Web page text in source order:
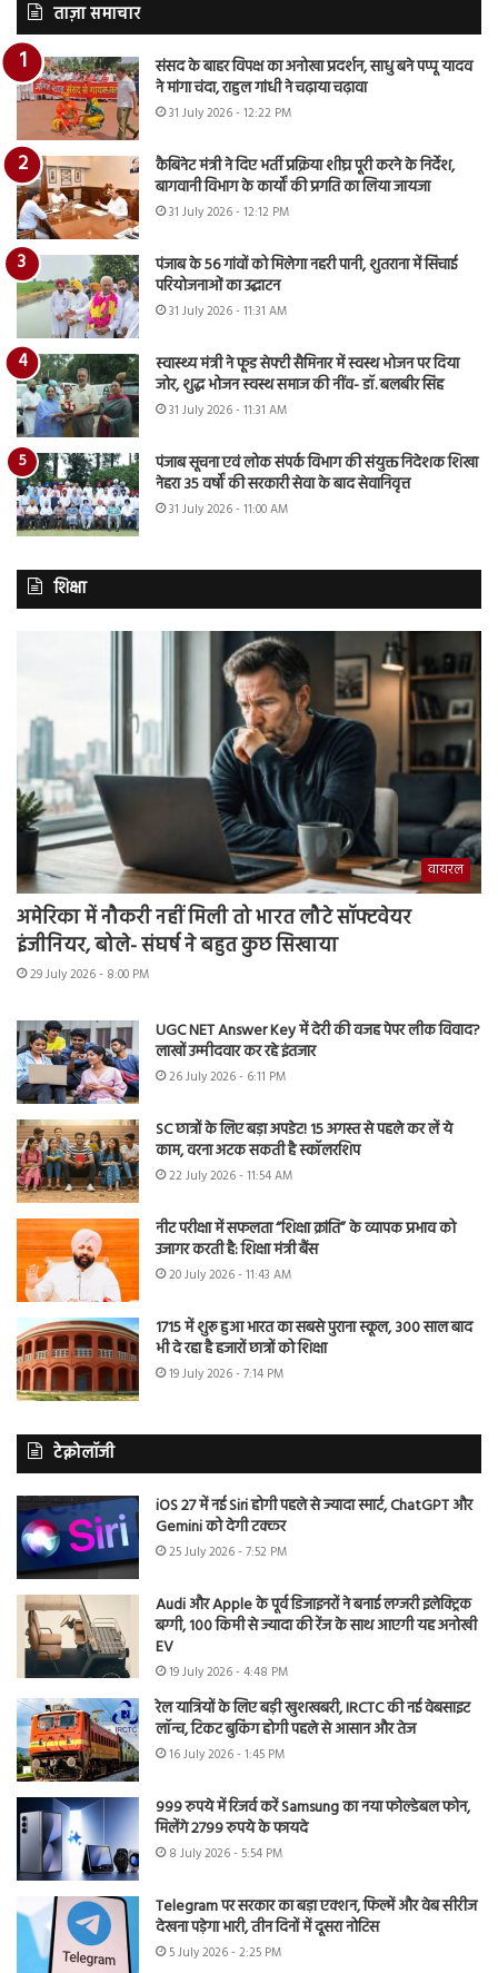
ताज़ा समाचार
संसद के बाहर विपक्ष का अनोखा प्रदर्शन, साधु बने पप्पू यादव
ने मांगा चंदा, राहुल गांधी ने चढ़ाया चढ़ावा
31 July 2026 - 12:22 PM
कैबिनेट मंत्री ने दिए भर्ती प्रक्रिया शीघ्र पूरी करने के निर्देश,
बागवानी विभाग के कार्यों की प्रगति का लिया जायजा
31 July 2026 - 12:12 PM
पंजाब के 56 गांवों को मिलेगा नहरी पानी, शुतराना में सिंचाई
परियोजनाओं का उद्घाटन
31 July 2026 - 11:31 AM
स्वास्थ्य मंत्री ने फूड सेफ्टी सैमिनार में स्वस्थ भोजन पर दिया
जोर, शुद्ध भोजन स्वस्थ समाज की नींव- डॉ. बलबीर सिंह
31 July 2026 - 11:31 AM
पंजाब सूचना एवं लोक संपर्क विभाग की संयुक्त निदेशक शिखा
नेहरा 35 वर्षों की सरकारी सेवा के बाद सेवानिवृत्त
31 July 2026 - 11:00 AM
शिक्षा
वायरल
अमेरिका में नौकरी नहीं मिली तो भारत लौटे सॉफ्टवेयर
इंजीनियर, बोले- संघर्ष ने बहुत कुछ सिखाया
29 July 2026 - 8:00 PM
UGC NET Answer Key में देरी की वजह पेपर लीक विवाद?
लाखों उम्मीदवार कर रहे इंतजार
26 July 2026 - 6:11 PM
SC छात्रों के लिए बड़ा अपडेट! 15 अगस्त से पहले कर लें ये
काम, वरना अटक सकती है स्कॉलरशिप
22 July 2026 - 11:54 AM
नीट परीक्षा में सफलता “शिक्षा क्रांति” के व्यापक प्रभाव को
उजागर करती है: शिक्षा मंत्री बैंस
20 July 2026 - 11:43 AM
1715 में शुरू हुआ भारत का सबसे पुराना स्कूल, 300 साल बाद
भी दे रहा है हजारों छात्रों को शिक्षा
19 July 2026 - 7:14 PM
टेक्नोलॉजी
iOS 27 में नई Siri होगी पहले से ज्यादा स्मार्ट, ChatGPT और
Gemini को देगी टक्कर
25 July 2026 - 7:52 PM
Audi और Apple के पूर्व डिजाइनरों ने बनाई लग्जरी इलेक्ट्रिक
बग्गी, 100 किमी से ज्यादा की रेंज के साथ आएगी यह अनोखी
EV
19 July 2026 - 4:48 PM
रेल यात्रियों के लिए बड़ी खुशखबरी, IRCTC की नई वेबसाइट
लॉन्च, टिकट बुकिंग होगी पहले से आसान और तेज
16 July 2026 - 1:45 PM
999 रुपये में रिजर्व करें Samsung का नया फोल्डेबल फोन,
मिलेंगे 2799 रुपये के फायदे
8 July 2026 - 5:54 PM
Telegram पर सरकार का बड़ा एक्शन, फिल्में और वेब सीरीज
देखना पड़ेगा भारी, तीन दिनों में दूसरा नोटिस
5 July 2026 - 2:25 PM